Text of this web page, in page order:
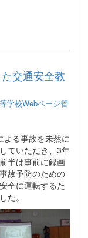
交通安全教
学校Webページ管
る事故を未然に
ていただき、3年
半は事前に録画
故予防のための
全に運転するた
た。